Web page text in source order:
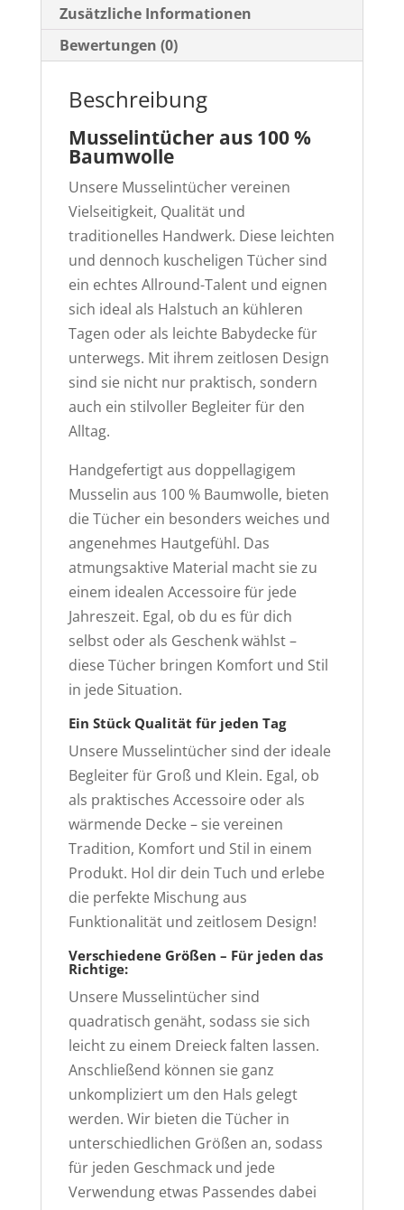
Zusätzliche Informationen
Bewertungen (0)
Beschreibung
Musselintücher aus 100 %
Baumwolle
Unsere Musselintücher vereinen
Vielseitigkeit, Qualität und
traditionelles Handwerk. Diese leichten
und dennoch kuscheligen Tücher sind
ein echtes Allround-Talent und eignen
sich ideal als Halstuch an kühleren
Tagen oder als leichte Babydecke für
unterwegs. Mit ihrem zeitlosen Design
sind sie nicht nur praktisch, sondern
auch ein stilvoller Begleiter für den
Alltag.
Handgefertigt aus doppellagigem
Musselin aus 100 % Baumwolle, bieten
die Tücher ein besonders weiches und
angenehmes Hautgefühl. Das
atmungsaktive Material macht sie zu
einem idealen Accessoire für jede
Jahreszeit. Egal, ob du es für dich
selbst oder als Geschenk wählst –
diese Tücher bringen Komfort und Stil
in jede Situation.
Ein Stück Qualität für jeden Tag
Unsere Musselintücher sind der ideale
Begleiter für Groß und Klein. Egal, ob
als praktisches Accessoire oder als
wärmende Decke – sie vereinen
Tradition, Komfort und Stil in einem
Produkt. Hol dir dein Tuch und erlebe
die perfekte Mischung aus
Funktionalität und zeitlosem Design!
Verschiedene Größen – Für jeden das
Richtige:
Unsere Musselintücher sind
quadratisch genäht, sodass sie sich
leicht zu einem Dreieck falten lassen.
Anschließend können sie ganz
unkompliziert um den Hals gelegt
werden. Wir bieten die Tücher in
unterschiedlichen Größen an, sodass
für jeden Geschmack und jede
Verwendung etwas Passendes dabei